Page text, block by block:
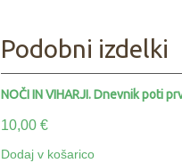
Podobni izdelki
NOČI IN VIHARJI. Dnevnik poti
10,00 €
Dodaj v košarico